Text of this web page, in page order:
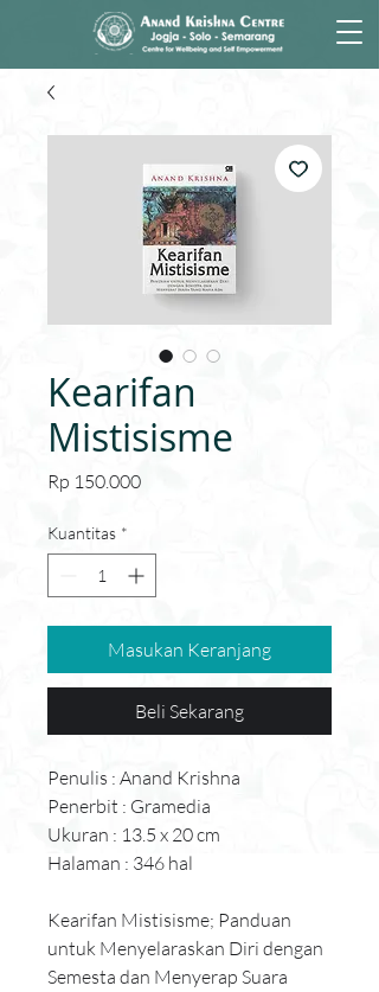
Kearifan
Mistisisme
Rp 150.000Harga
Kuantitas *
Masukan Keranjang
Beli Sekarang
Penulis : Anand Krishna
Penerbit : Gramedia
Ukuran : 13.5 x 20 cm
Halaman : 346 hal
Kearifan Mistisisme; Panduan
untuk Menyelaraskan Diri dengan
Semesta dan Menyerap Suara